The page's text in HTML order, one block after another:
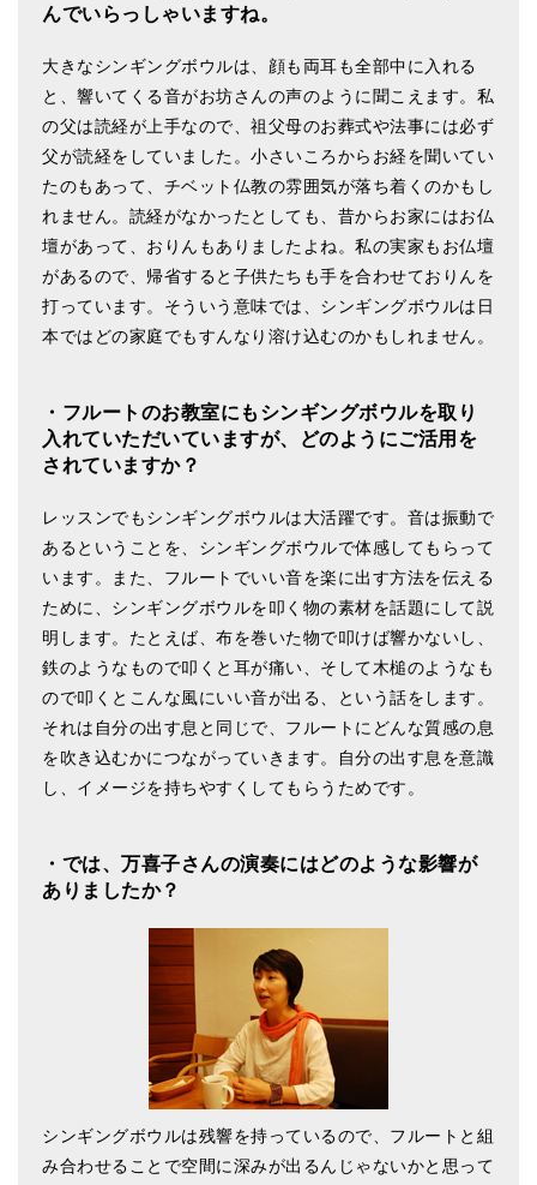
んでいらっしゃいますね。
大きなシンギングボウルは、顔も両耳も全部中に入れる
と、響いてくる音がお坊さんの声のように聞こえます。私
の父は読経が上手なので、祖父母のお葬式や法事には必ず
父が読経をしていました。小さいころからお経を聞いてい
たのもあって、チベット仏教の雰囲気が落ち着くのかもし
れません。読経がなかったとしても、昔からお家にはお仏
壇があって、おりんもありましたよね。私の実家もお仏壇
があるので、帰省すると子供たちも手を合わせておりんを
打っています。そういう意味では、シンギングボウルは日
本ではどの家庭でもすんなり溶け込むのかもしれません。
・フルートのお教室にもシンギングボウルを取り
入れていただいていますが、どのようにご活用を
されていますか？
レッスンでもシンギングボウルは大活躍です。音は振動で
あるということを、シンギングボウルで体感してもらって
います。また、フルートでいい音を楽に出す方法を伝える
ために、シンギングボウルを叩く物の素材を話題にして説
明します。たとえば、布を巻いた物で叩けば響かないし、
鉄のようなもので叩くと耳が痛い、そして木槌のようなも
ので叩くとこんな風にいい音が出る、という話をします。
それは自分の出す息と同じで、フルートにどんな質感の息
を吹き込むかにつながっていきます。自分の出す息を意識
し、イメージを持ちやすくしてもらうためです。
・では、万喜子さんの演奏にはどのような影響が
ありましたか？
シンギングボウルは残響を持っているので、フルートと組
み合わせることで空間に深みが出るんじゃないかと思って